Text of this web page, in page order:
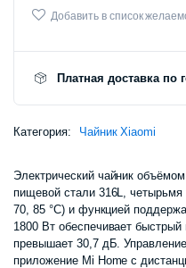
3
Добавить в список
Платная доставка по
Категория: Чайник Xiaomi
Электрический чайник
пищевой стали 316L,
70, 85 °C) и функцией
1800 Вт обеспечивает
превышает 30,7 дБ.
приложение Mi Home с